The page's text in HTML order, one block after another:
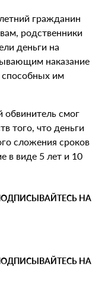
гражданин
родственники
деньги на
наказание
им
обвинитель смог
того, что деньги
сложения сроков
в виде 5 лет и 10
НА
НА